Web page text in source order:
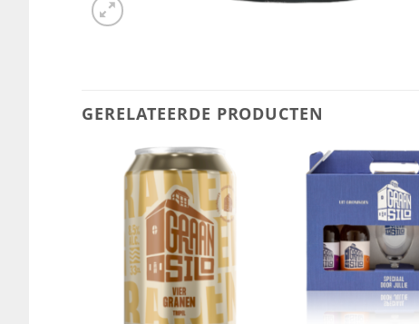
GERELATEERDE PRODUCTEN